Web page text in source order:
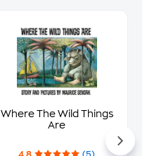
Where The Wild Things
Are